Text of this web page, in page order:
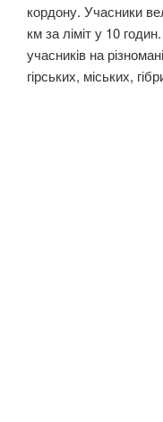
кордону. Учасники
км за ліміт у 10
учасників на
гірських, міських,